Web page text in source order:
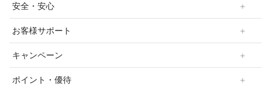
安全・安心
お客様サポート
キャンペーン
ポイント・優待